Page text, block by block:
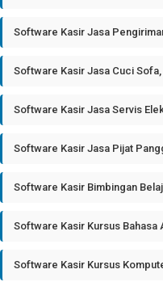
Software Kasir Jasa
Software Kasir Jasa Cuci
Software Kasir Jasa Servis
Software Kasir Jasa Pijat
Software Kasir Bimbingan
Software Kasir Kursus Bahasa
Software Kasir Kursus